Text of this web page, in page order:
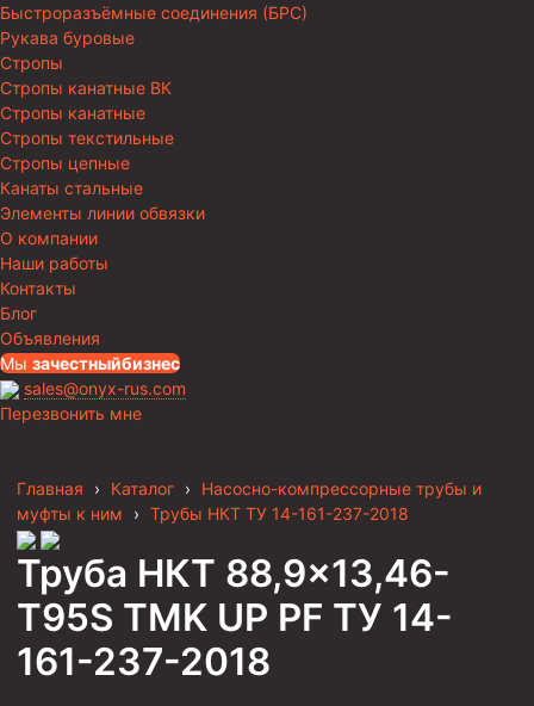
Быстроразъёмные соединения (БРС)
Рукава буровые
Стропы
Стропы канатные ВК
Стропы канатные
Стропы текстильные
Стропы цепные
Канаты стальные
Элементы линии обвязки
О компании
Наши работы
Контакты
Блог
Объявления
Мы зачестныйбизнес
sales@onyx-rus.com
Перезвонить мне
Главная › Каталог ›
Насосно-компрессорные трубы и
муфты к ним
› Трубы НКТ ТУ 14-161-237-2018
Труба НКТ 88,9×13,46-
T95S TMK UP PF ТУ 14-
161-237-2018